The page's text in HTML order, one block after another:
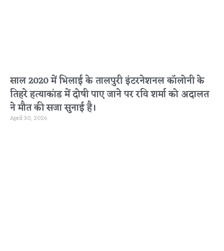
साल 2020 में भिलाई के तालपुरी इंटरनेशनल कॉलोनी के
तिहरे हत्याकांड में दोषी पाए जाने पर रवि शर्मा को अदालत
ने मौत की सजा सुनाई है।
April 30, 2026